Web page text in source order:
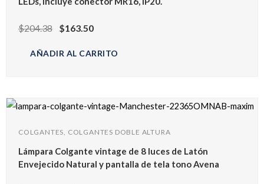
$204.38 $163.50
AÑADIR AL CARRITO
COLGANTES, COLGANTES DOBLE ALTURA
Lámpara Colgante vintage de 8 luces de Latón
Envejecido Natural y pantalla de tela tono Avena